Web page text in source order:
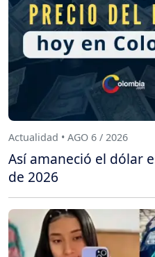
Actualidad • AGO 6 / 2026
Así amaneció el dólar
de 2026